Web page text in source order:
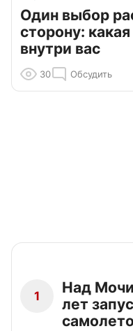
Один выбор
сторону:
внутри вас
30 Обсудить
1
Над
лет